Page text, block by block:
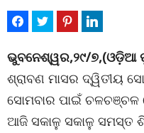
ଭୁବନେଶ୍ୱର,୨୯/୭,(ଓଡ଼ିଆ
ଶ୍ରାବଣ ମାସର ଦ୍ୱିତୀୟ
ସୋମବାର ପାଇଁ ଚଳଚଞ୍ଚଳ
ଆଜି ସକାଳୁ ସକାଳୁ